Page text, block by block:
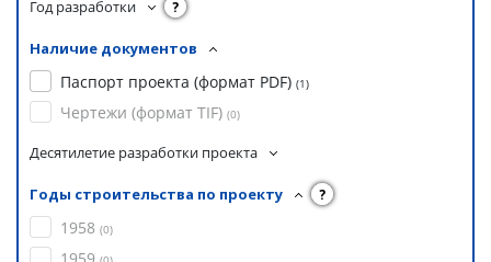
Год разработки ?
Наличие документов
Паспорт проекта (формат PDF) (1)
Чертежи (формат TIF) (0)
Десятилетие разработки проекта
Годы строительства по проекту ?
1958 (0)